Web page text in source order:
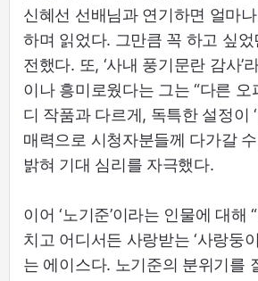
신혜선 선배님과 연기하면 얼마
하며 읽었다. 그만큼 꼭 하고 싶었
전했다. 또, ‘사내 풍기문란 감사’
이나 흥미로웠다는 그는 “다른 오
디 작품과 다르게, 독특한 설정이
매력으로 시청자분들께 다가갈
밝혀 기대 심리를 자극했다.
이어 ‘노기준’이라는 인물에 대해
치고 어디서든 사랑받는 ‘사랑둥
는 에이스다. 노기준의 분위기를